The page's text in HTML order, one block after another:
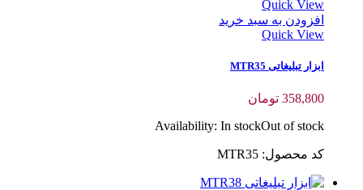
Quick View
افزودن به سبد خرید
Quick View
ابزار تبلیغاتی MTR35
358,800 تومان
Availability: In stockOut of stock
کد محصول: MTR35